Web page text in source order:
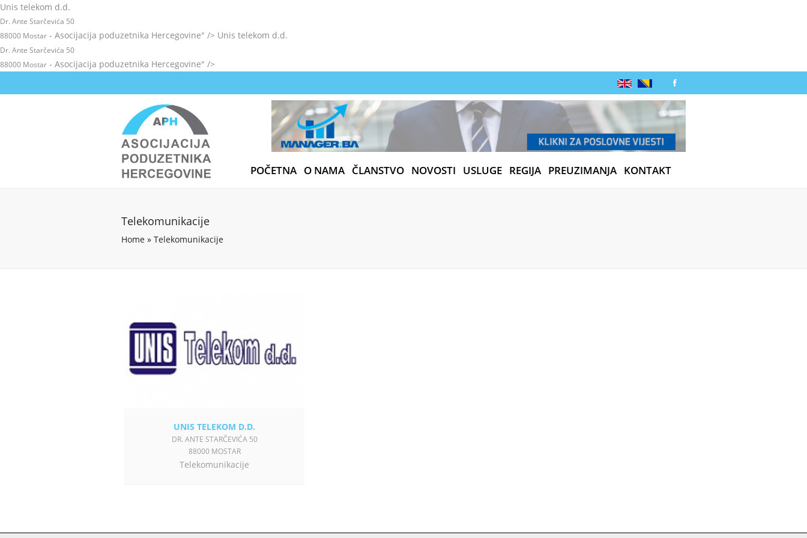
Unis telekom d.d.
Dr. Ante Starčevića 50
88000 Mostar - Asocijacija poduzetnika Hercegovine" /> Unis telekom d.d.
Dr. Ante Starčevića 50
88000 Mostar - Asocijacija poduzetnika Hercegovine" />
POČETNA O NAMA ČLANSTVO NOVOSTI USLUGE REGIJA PREUZIMANJA KONTAKT
Telekomunikacije
Home » Telekomunikacije
UNIS TELEKOM D.D.
DR. ANTE STARČEVIĆA 50
88000 MOSTAR
Telekomunikacije